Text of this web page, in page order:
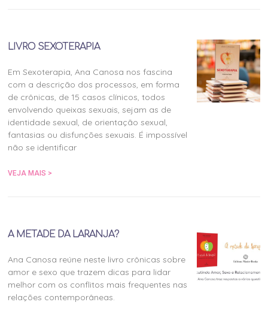
LIVRO SEXOTERAPIA
Em Sexoterapia, Ana Canosa nos fascina
com a descrição dos processos, em forma
de crônicas, de 15 casos clínicos, todos
envolvendo queixas sexuais, sejam as de
identidade sexual, de orientação sexual,
fantasias ou disfunções sexuais. É impossível
não se identificar
VEJA MAIS >
A METADE DA LARANJA?
Ana Canosa reúne neste livro crônicas sobre
amor e sexo que trazem dicas para lidar
melhor com os conflitos mais frequentes nas
relações contemporâneas.